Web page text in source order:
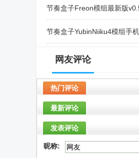
节奏盒子Freon模组最新版
节奏盒子YubinNiiku4模组手
节奏盒子Spranking模组手机
节奏盒子自然灾害模组手机
网友评论
热门评论
最新评论
发表评论
昵称: